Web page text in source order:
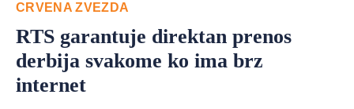
CRVENA ZVEZDA
RTS garantuje direktan prenos
derbija svakome ko ima brz
internet